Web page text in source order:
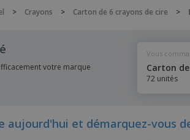
Nouveautés
Vaisselle
réutilisable
Montres
> Crayons > Carton de 6 crayons de cire >
votre marque
Vous
Carton
72 unités
aujourd'hui et démarquez-vous